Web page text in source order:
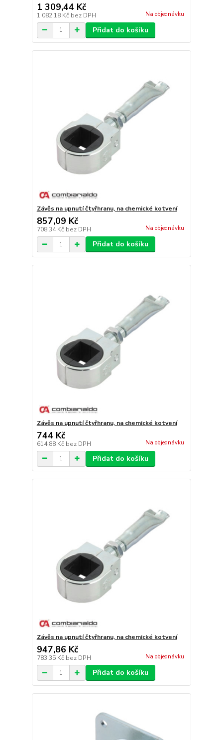
1 309,44 Kč
1 082,18 Kč bez DPH Na objednávku
Přidat do košíku
Závěs na upnutí čtyřhranu, na chemické kotvení
857,09 Kč
708,34 Kč bez DPH Na objednávku
Přidat do košíku
Závěs na upnutí čtyřhranu, na chemické kotvení
744 Kč
614,88 Kč bez DPH Na objednávku
Přidat do košíku
Závěs na upnutí čtyřhranu, na chemické kotvení
947,86 Kč
783,35 Kč bez DPH Na objednávku
Přidat do košíku